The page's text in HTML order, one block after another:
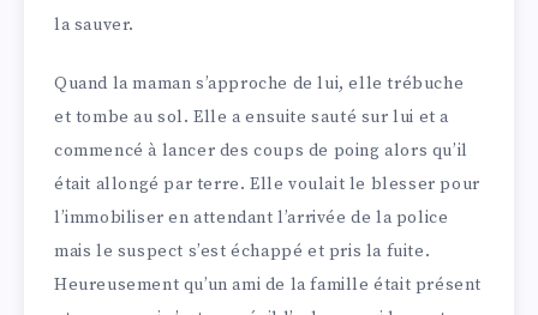
la sauver.
Quand la maman s’approche de lui, elle trébuche
et tombe au sol. Elle a ensuite sauté sur lui et a
commencé à lancer des coups de poing alors qu’il
était allongé par terre. Elle voulait le blesser pour
l’immobiliser en attendant l’arrivée de la police
mais le suspect s’est échappé et pris la fuite.
Heureusement qu’un ami de la famille était présent